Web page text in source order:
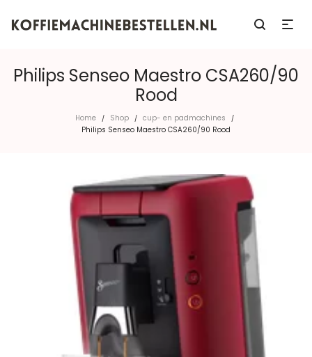
Philips Senseo Maestro CSA260/90
Rood
Home / Shop / cup- en padmachines /
Philips Senseo Maestro CSA260/90 Rood